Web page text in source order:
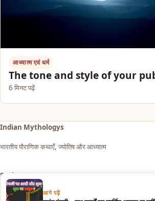
आध्यात्म एवं धर्म
The tone and style of your
6 मिनट पढ़ें
आगे पढ़ें
Indian Mythologys
भारतीय पौराणिक कथाएँ, ज्योतिष और आध्यात्म
Explore
आध्यात्म एवं धर्म